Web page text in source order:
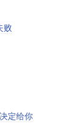
败
定给你